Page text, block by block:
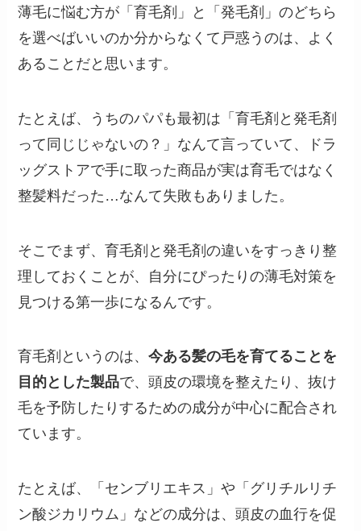
薄毛に悩む方が「育毛剤」と「発毛剤」のどちら
を選べばいいのか分からなくて戸惑うのは、よく
あることだと思います。
たとえば、うちのパパも最初は「育毛剤と発毛剤
って同じじゃないの？」なんて言っていて、ドラ
ッグストアで手に取った商品が実は育毛ではなく
整髪料だった…なんて失敗もありました。
そこでまず、育毛剤と発毛剤の違いをすっきり整
理しておくことが、自分にぴったりの薄毛対策を
見つける第一歩になるんです。
育毛剤というのは、今ある髪の毛を育てることを
目的とした製品で、頭皮の環境を整えたり、抜け
毛を予防したりするための成分が中心に配合され
ています。
たとえば、「センブリエキス」や「グリチルリチ
ン酸ジカリウム」などの成分は、頭皮の血行を促